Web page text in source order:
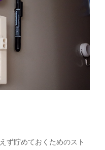
ず貯めておくためのスト